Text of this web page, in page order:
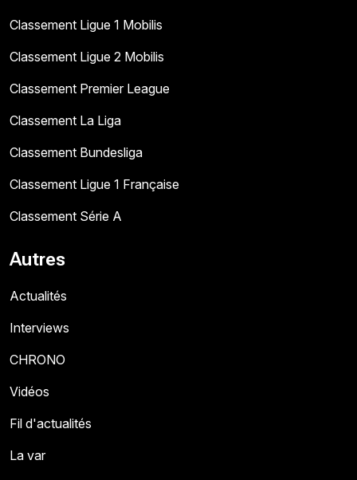
Classement Ligue 1 Mobilis
Classement Ligue 2 Mobilis
Classement Premier League
Classement La Liga
Classement Bundesliga
Classement Ligue 1 Française
Classement Série A
Autres
Actualités
Interviews
CHRONO
Vidéos
Fil d'actualités
La var